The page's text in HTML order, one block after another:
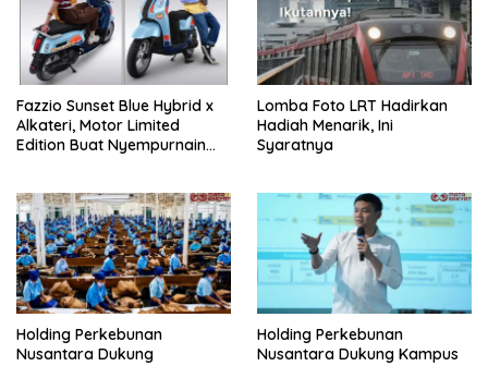
Fazzio Sunset Blue Hybrid x
Alkateri, Motor Limited
Edition Buat Nyempurnain
Lomba Foto LRT Hadirkan
Hadiah Menarik, Ini
Syaratnya
Holding Perkebunan
Nusantara Dukung
Holding Perkebunan
Nusantara Dukung Kampus